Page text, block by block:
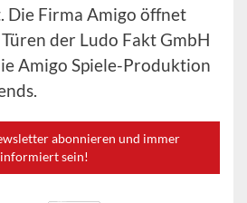
Die Firma Amigo öffnet
der Ludo Fakt GmbH
Amigo Spiele-Produktion
abonnieren und immer
informiert sein!